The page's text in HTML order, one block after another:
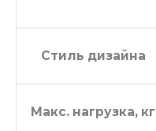
Стиль дизайна
Макс. нагрузка, кг